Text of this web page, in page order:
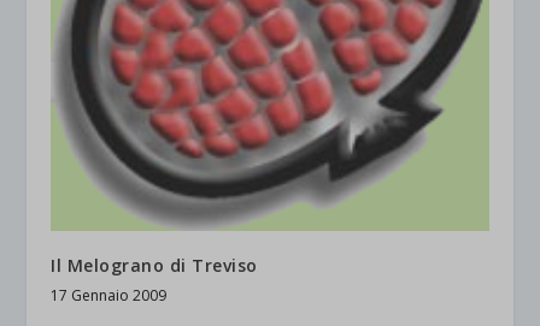
Il Melograno di Treviso
17 Gennaio 2009